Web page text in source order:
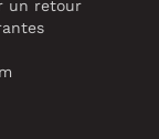
un retour